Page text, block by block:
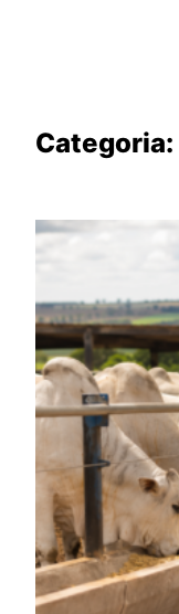
Categoria: